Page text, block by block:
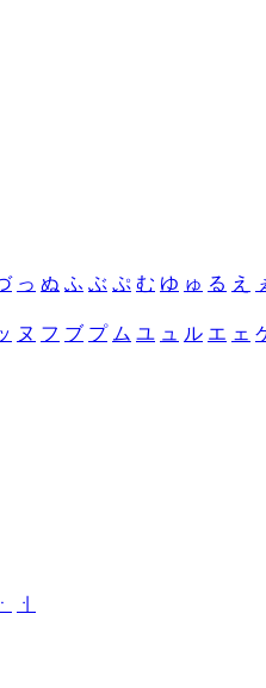
っ ぬ ふ ぶ ぷ む ゆ ゅ る え
ヌ フ ブ プ ム ユ ュ ル エ ェ
ㆍ
ㆎ